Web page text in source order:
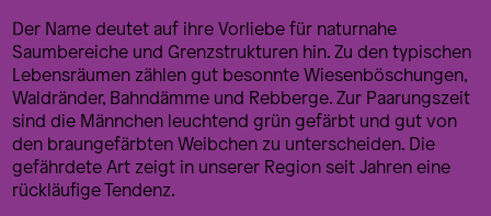
Der Name deutet auf ihre Vorliebe für naturnahe
Saumbereiche und Grenzstrukturen hin. Zu den typischen
Lebensräumen zählen gut besonnte Wiesenböschungen,
Waldränder, Bahndämme und Rebberge. Zur Paarungszeit
sind die Männchen leuchtend grün gefärbt und gut von
den braungefärbten Weibchen zu unterscheiden. Die
gefährdete Art zeigt in unserer Region seit Jahren eine
rückläufige Tendenz.